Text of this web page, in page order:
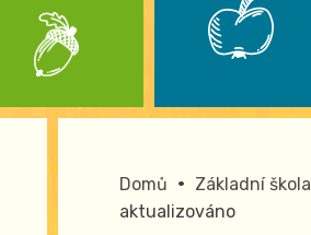
Domů • Základní škola
aktualizováno